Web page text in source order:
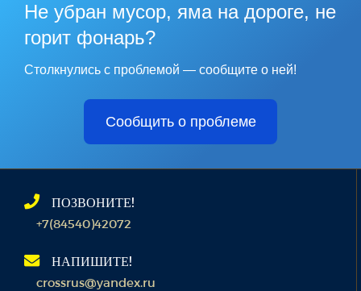
Не убран мусор, яма на дороге, не
горит фонарь?
Столкнулись с проблемой — сообщите о ней!
Сообщить о проблеме
ПОЗВОНИТЕ!
+7(84540)42072
НАПИШИТЕ!
crossrus@yandex.ru